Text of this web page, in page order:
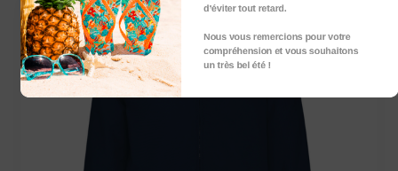
d’éviter tout retard.
Nous vous remercions pour votre
compréhension et vous souhaitons
un très bel été !